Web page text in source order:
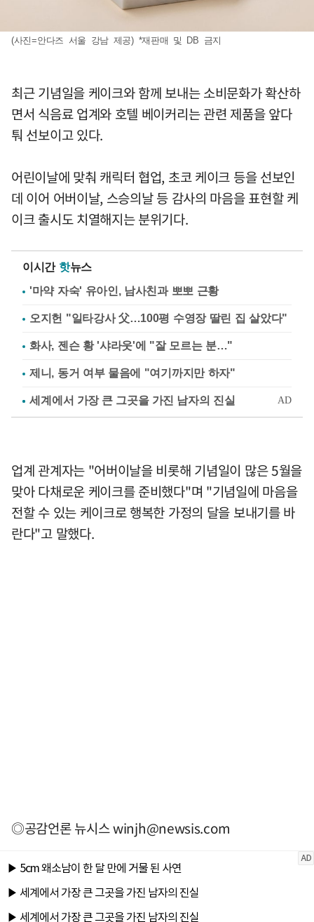
(사진=안다즈 서울 강남 제공) *재판매 및 DB 금지
최근 기념일을 케이크와 함께 보내는 소비문화가 확산하
면서 식음료 업계와 호텔 베이커리는 관련 제품을 앞다
퉈 선보이고 있다.
어린이날에 맞춰 캐릭터 협업, 초코 케이크 등을 선보인
데 이어 어버이날, 스승의날 등 감사의 마음을 표현할 케
이크 출시도 치열해지는 분위기다.
이시간 핫뉴스
'마약 자숙' 유아인, 남사친과 뽀뽀 근황
오지헌 "일타강사 父…100평 수영장 딸린 집 살았다"
화사, 젠슨 황 '샤라웃'에 "잘 모르는 분…"
제니, 동거 여부 물음에 "여기까지만 하자"
업계 관계자는 "어버이날을 비롯해 기념일이 많은 5월을
맞아 다채로운 케이크를 준비했다"며 "기념일에 마음을
전할 수 있는 케이크로 행복한 가정의 달을 보내기를 바
란다"고 말했다.
◎공감언론 뉴시스winjh@newsis.com